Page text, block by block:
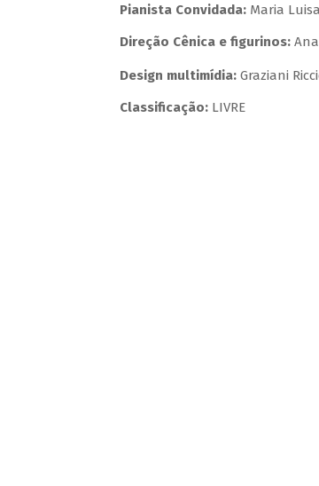
Pianista Convidada: Maria
Direção Cênica e figurinos:Ana
Design multimídia:Graziani
Classificação:LIVRE